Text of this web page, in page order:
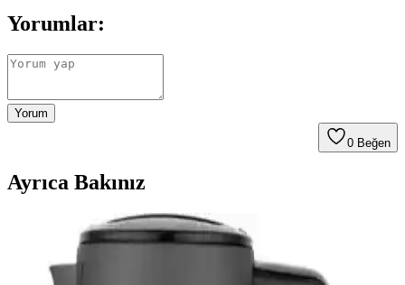
Yorumlar:
Yorum
0 Beğen
Ayrıca Bakınız
Arzum AR3014 Florido Gizli Rezistanslı Su Isıtıcısı –
2 L Kapasite, Beyaz ve Şık Tasarım